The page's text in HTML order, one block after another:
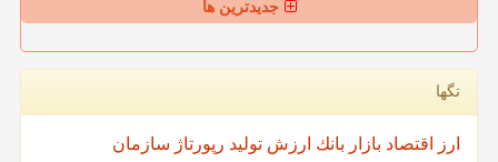
جدیدترین ها
تگها
ارز اقتصاد بازار بانك ارزش تولید رپورتاژ سازمان